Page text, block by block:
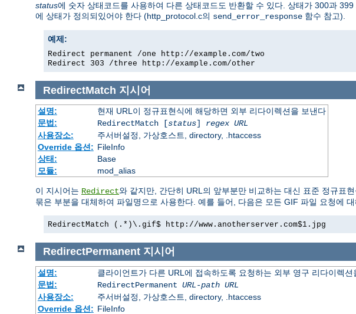
status에 숫자 상태코드를 사용하여 다른 상태코드도 반환할 수 있다. 상태가 300과 399
에 상태가 정의되있어야 한다 (http_protocol.c의 send_error_response 함수 참고).
예제:
Redirect permanent /one http://example.com/two
Redirect 303 /three http://example.com/other
RedirectMatch 지시어
설명:
현재 URL이 정규표현식에 해당하면 외부 리다이렉션을 보낸다
문법:
RedirectMatch [status] regex URL
사용장소:
주서버설정, 가상호스트, directory, .htaccess
Override 옵션: FileInfo
상태:
Base
모듈:
mod_alias
이 지시어는 Redirect와 같지만, 간단히 URL의 앞부분만 비교하는 대신 표준 정규표
묶은 부분을 대체하여 파일명으로 사용한다. 예를 들어, 다음은 모든 GIF 파일 요청에
RedirectMatch (.*)\.gif$ http://www.anotherserver.com$1.jpg
RedirectPermanent 지시어
설명:
클라이언트가 다른 URL에 접속하도록 요청하는 외부 영구 리다이렉션
문법:
RedirectPermanent URL-path URL
사용장소:
주서버설정, 가상호스트, directory, .htaccess
Override 옵션: FileInfo